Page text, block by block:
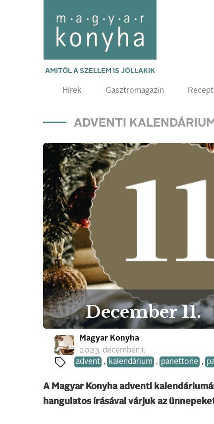
AMITŐL A SZELLEM IS JÓLLAKIK
Hírek Gasztromagazin
ADVENTI
December 11.
Magyar Konyha
2023. december 1.
advent , kalendárium , panettone ,
A Magyar Konyha adventi
hangulatos írásával várjuk az